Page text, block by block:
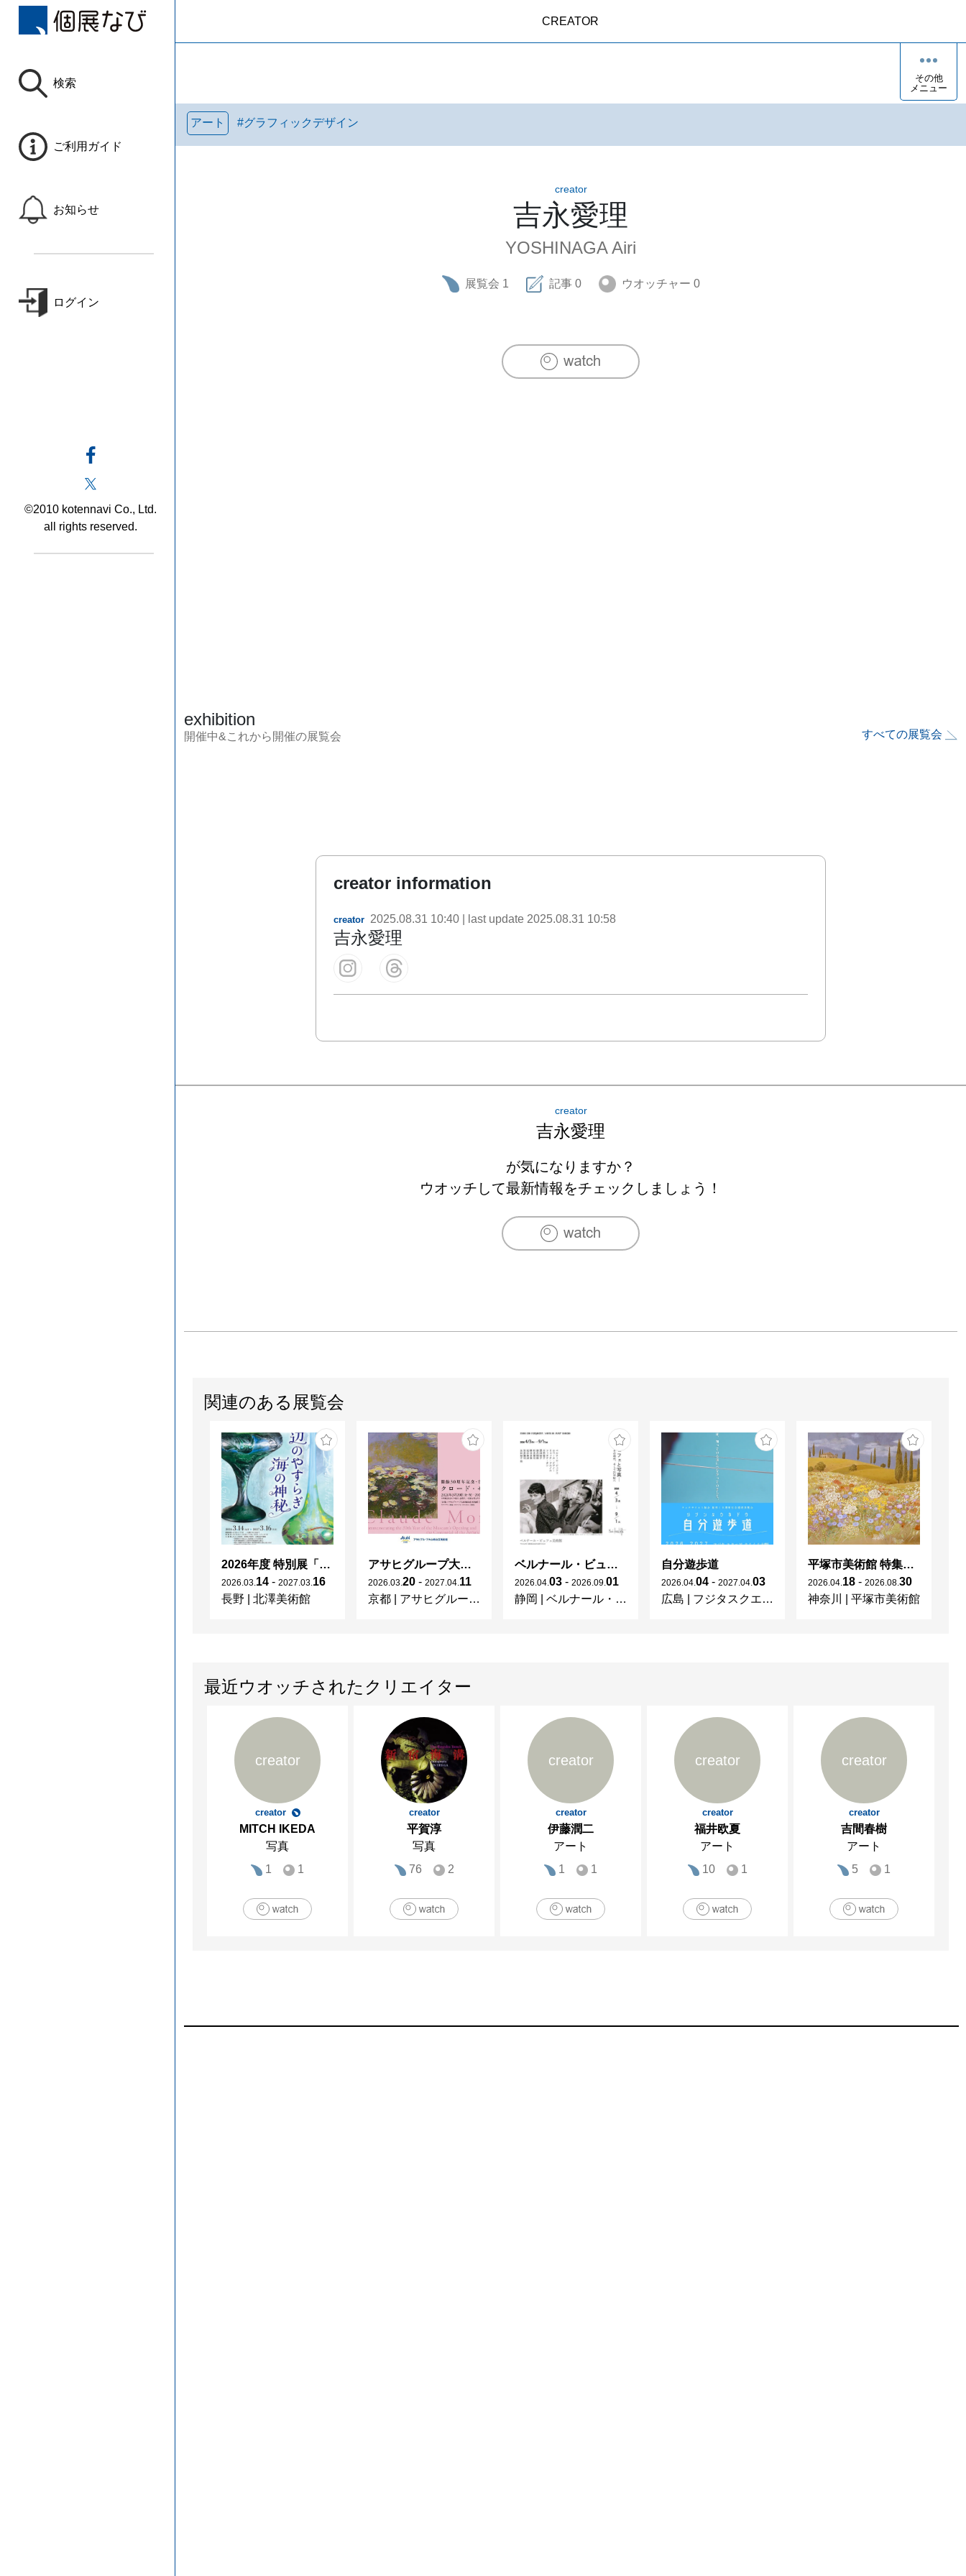
検索
ご利用ガイド
お知らせ
ログイン
©2010 kotennavi Co., Ltd.
all rights reserved.
CREATOR
その他
メニュー
アート #グラフィックデザイン
creator
吉永愛理
YOSHINAGA Airi
展覧会 1 記事 0 ウオッチャー 0
exhibition
開催中&これから開催の展覧会 すべての展覧会
creator information
creator 2025.08.31 10:40 | last update 2025.08.31 10:58
吉永愛理
creator
吉永愛理
が気になりますか？
ウオッチして最新情報をチェックしましょう！
関連のある展覧会
2026年度 特別展「ガレとドーム、アール･ヌーヴォーのガラス 水辺のやすらぎ、海の神秘」
2026 03 14 - 2027 03 16
長野
北澤美術館
アサヒグループ大山崎山荘美術館 開館30周年記念展「没後100年 クロード・モネ」
2026 03 20 - 2027 04 11
京都
アサヒグループ大山崎山荘美術館
ベルナール・ビュフェと写真 ーカメラがとらえたビュフェとその時代、そして21 世紀へ
2026 04 03 - 2026 09 01
静岡
ベルナール・ビュフェ美術館
自分遊歩道
2026 04 04 - 2027 04 03
広島
フジタスクエアまるくる大野
平塚市美術館 特集展 花の表現、その多様性／特別展示 新収蔵品展
2026 04 18 - 2026 08 30
神奈川
平塚市美術館
最近ウオッチされたクリエイター
creator
creator
MITCH IKEDA
写真
1
1
creator
平賀淳
写真
76
2
creator
creator
伊藤潤二
アート
1
1
creator
creator
福井欧夏
アート
10
1
creator
creator
吉間春樹
アート
5
1